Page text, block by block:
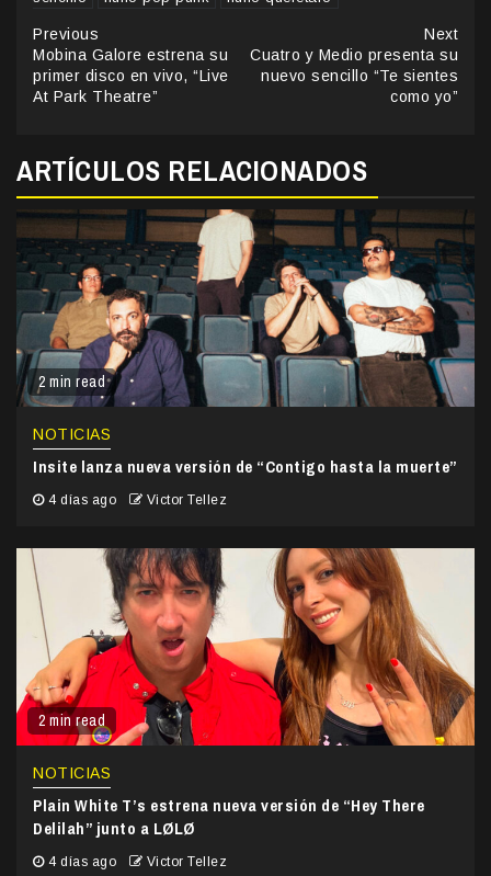
Continue
Reading
Previous
Mobina Galore estrena su
primer disco en vivo, “Live
At Park Theatre”
Next
Cuatro y Medio presenta su
nuevo sencillo “Te sientes
como yo”
ARTÍCULOS RELACIONADOS
2 min read
NOTICIAS
Insite lanza nueva versión de “Contigo hasta la muerte”
4 días ago Victor Tellez
2 min read
NOTICIAS
Plain White T’s estrena nueva versión de “Hey There
Delilah” junto a LØLØ
4 días ago Victor Tellez